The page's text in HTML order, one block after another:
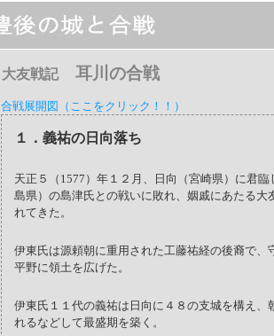
大友戦記耳川の合戦
合戦展開図（ここをクリック！！）
１．義祐の日向落ち
天正５（1577）年１２月、日向（宮崎県）に君
島県）の島津氏との戦いに敗れ、姻戚にあたる
れてきた。
伊東氏は源頼朝に重用された工藤祐経の後裔で
平野に領土を広げた。
伊東氏１１代の義祐は日向に４８の支城を構え
れるなどして最盛期を築く。